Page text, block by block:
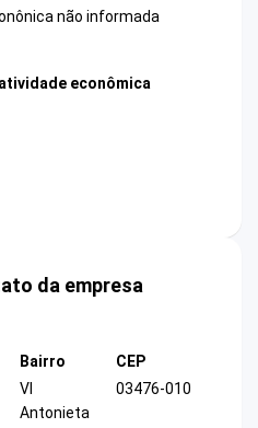
não informada
econômica
da empresa
Bairro
Vl
Antonieta
CEP
03476-010